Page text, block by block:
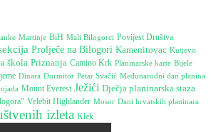
Martinje BiH Mali Bilogorci Povijest Društva
Prolječe na Bilogori Kamenitovac Kutjevo
škola Priznanja Camino Krk Planinarske karte Bijele
Dinara Durmitor Petar Svačić Međunarodni dan planina
Mount Everest Ježići Dječja planinarska staza
Velebit Highlander Mosor Dani hrvatskih planinara
izleta Klek